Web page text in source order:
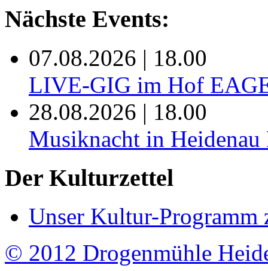
Nächste Events:
07.08.2026 | 18.00
LIVE-GIG im Hof
28.08.2026 | 18.00
Musiknacht in
Der Kulturzettel
Unser Kultur-Programm
© 2012 Drogenmühle